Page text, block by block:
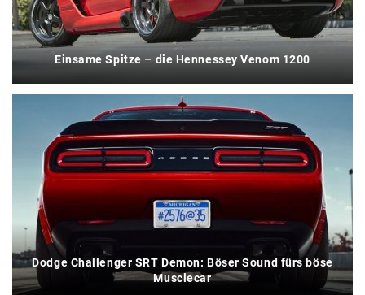
Einsame Spitze – die Hennessey Venom 1200
Dodge Challenger SRT Demon: Böser Sound fürs böse
Musclecar